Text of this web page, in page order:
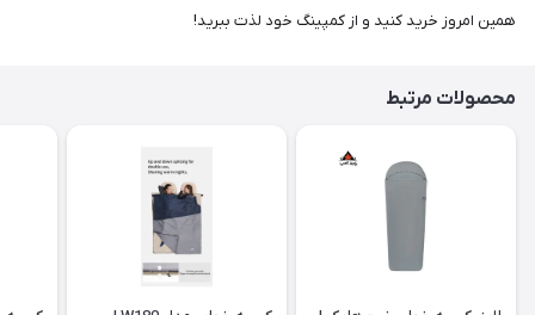
همین امروز خرید کنید و از کمپینگ خود لذت ببرید!
محصولات مرتبط